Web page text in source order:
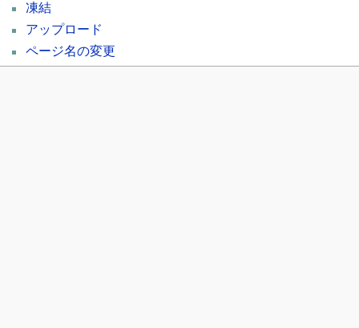
凍結
アップロード
ページ名の変更